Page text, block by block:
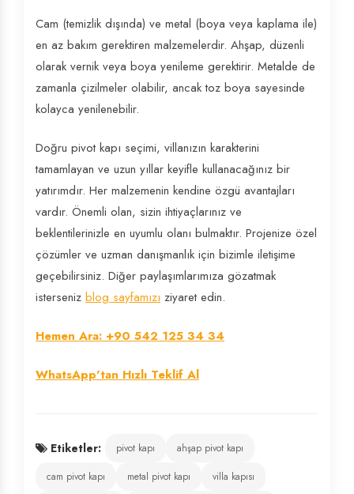
Cam (temizlik dışında) ve metal (boya veya kaplama ile)
en az bakım gerektiren malzemelerdir. Ahşap, düzenli
olarak vernik veya boya yenileme gerektirir. Metalde de
zamanla çizilmeler olabilir, ancak toz boya sayesinde
kolayca yenilenebilir.
Doğru pivot kapı seçimi, villanızın karakterini
tamamlayan ve uzun yıllar keyifle kullanacağınız bir
yatırımdır. Her malzemenin kendine özgü avantajları
vardır. Önemli olan, sizin ihtiyaçlarınız ve
beklentilerinizle en uyumlu olanı bulmaktır. Projenize özel
çözümler ve uzman danışmanlık için bizimle iletişime
geçebilirsiniz. Diğer paylaşımlarımıza gözatmak
isterseniz blog sayfamızı ziyaret edin.
Hemen Ara: +90 542 125 34 34
WhatsApp'tan Hızlı Teklif Al
Etiketler: pivot kapı
ahşap pivot kapı
cam pivot kapı
metal pivot kapı
villa kapısı